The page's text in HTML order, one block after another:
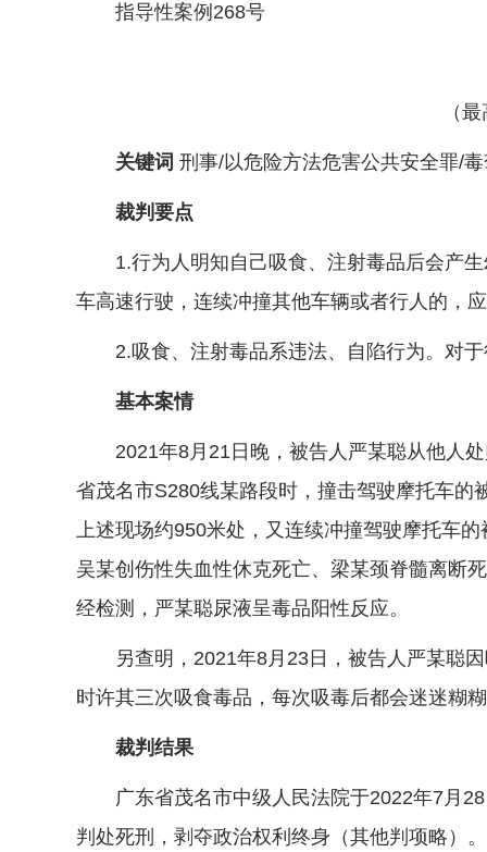
指导性案例268号
（
关键词 刑事/以危险方法危害公共安全罪/
裁判要点
1.行为人明知自己吸食、注射毒品后会产生
车高速行驶，连续冲撞其他车辆或者行人的，
2.吸食、注射毒品系违法、自陷行为。对于
基本案情
2021年8月21日晚，被告人严某聪从他人处
省茂名市S280线某路段时，撞击驾驶摩托车
上述现场约950米处，又连续冲撞驾驶摩托车
吴某创伤性失血性休克死亡、梁某颈脊髓离断
经检测，严某聪尿液呈毒品阳性反应。
另查明，2021年8月23日，被告人严某聪因
时许其三次吸食毒品，每次吸毒后都会迷迷糊
裁判结果
广东省茂名市中级人民法院于2022年7月28
判处死刑，剥夺政治权利终身（其他判项略）